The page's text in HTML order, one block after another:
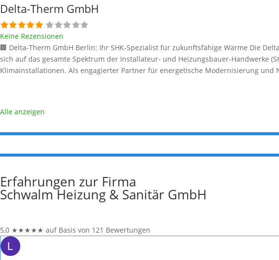
Delta-Therm GmbH
Keine Rezensionen
🏢 Delta-Therm GmbH Berlin: Ihr SHK-Spezialist für zukunftsfähige Wärme Die
sich auf das gesamte Spektrum der Installateur- und Heizungsbauer-Handwerke
Klimainstallationen. Als engagierter Partner für energetische Modernisierung und
Alle anzeigen
Erfahrungen zur Firma
Schwalm Heizung & Sanitär GmbH
5,0 ★★★★★ auf Basis von 121 Bewertungen